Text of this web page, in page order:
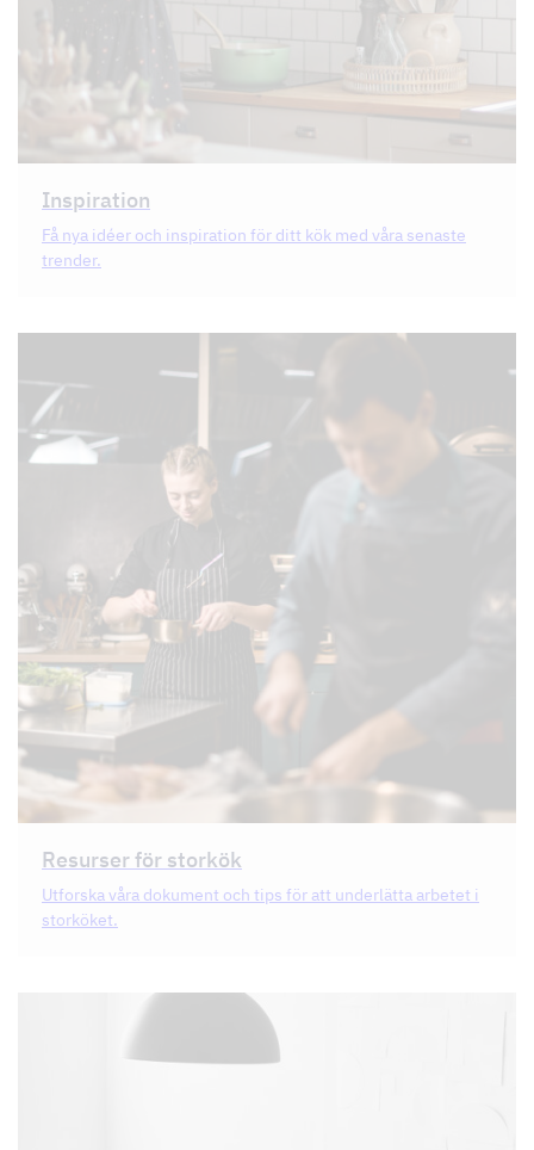
Inspiration
Få nya idéer och inspiration för ditt kök med våra senaste
trender.
Resurser för storkök
Utforska våra dokument och tips för att underlätta arbetet i
storköket.